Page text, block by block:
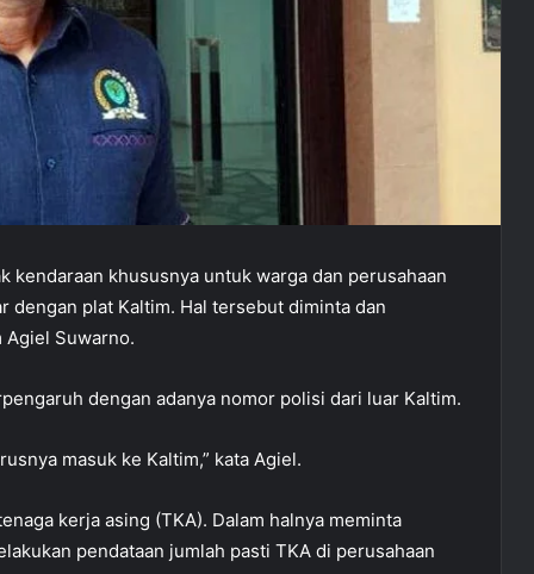
kendaraan khususnya untuk warga dan perusahaan
dengan plat Kaltim. Hal tersebut diminta dan
Agiel Suwarno.
dengan adanya nomor polisi dari luar Kaltim.
masuk ke Kaltim,” kata Agiel.
kerja asing (TKA). Dalam halnya meminta
pendataan jumlah pasti TKA di perusahaan